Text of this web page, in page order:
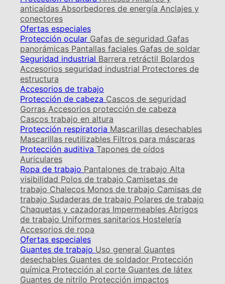
anticaídas Absorbedores de energía Anclajes y
conectores
Ofertas especiales
Protección ocular Gafas de seguridad Gafas
panorámicas Pantallas faciales Gafas de soldar
Seguridad industrial Barrera retráctil Bolardos
Accesorios seguridad industrial Protectores de
estructura
Accesorios de trabajo
Protección de cabeza Cascos de seguridad
Gorras Accesorios protección de cabeza
Cascos trabajo en altura
Protección respiratoria Mascarillas desechables
Mascarillas reutilizables Filtros para máscaras
Protección auditiva Tapones de oídos
Auriculares
Ropa de trabajo Pantalones de trabajo Alta
visibilidad Polos de trabajo Camisetas de
trabajo Chalecos Monos de trabajo Camisas de
trabajo Sudaderas de trabajo Polares de trabajo
Chaquetas y cazadoras Impermeables Abrigos
de trabajo Uniformes sanitarios Hostelería
Accesorios de ropa
Ofertas especiales
Guantes de trabajo Uso general Guantes
desechables Guantes de soldador Protección
química Protección al corte Guantes de látex
Guantes de nitrilo Protección impactos